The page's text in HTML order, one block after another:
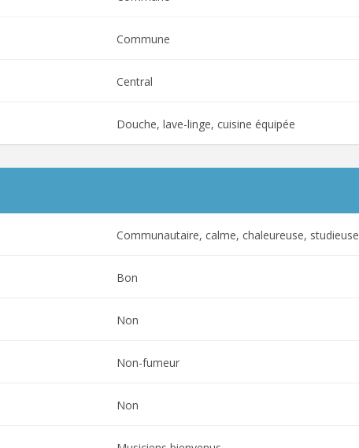
Commune
Central
Douche, lave-linge, cuisine équipée
Communautaire, calme, chaleureuse, studieuse
Bon
Non
Non-fumeur
Non